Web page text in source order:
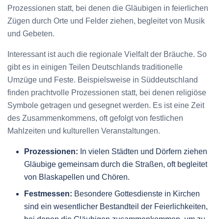
Prozessionen statt, bei denen die Gläubigen in feierlichen
Zügen durch Orte und Felder ziehen, begleitet von Musik
und Gebeten.
Interessant ist auch die regionale Vielfalt der Bräuche. So
gibt es in einigen Teilen Deutschlands traditionelle
Umzüge und Feste. Beispielsweise in Süddeutschland
finden prachtvolle Prozessionen statt, bei denen religiöse
Symbole getragen und gesegnet werden. Es ist eine Zeit
des Zusammenkommens, oft gefolgt von festlichen
Mahlzeiten und kulturellen Veranstaltungen.
Prozessionen: In vielen Städten und Dörfern ziehen
Gläubige gemeinsam durch die Straßen, oft begleitet
von Blaskapellen und Chören.
Festmessen: Besondere Gottesdienste in Kirchen
sind ein wesentlicher Bestandteil der Feierlichkeiten,